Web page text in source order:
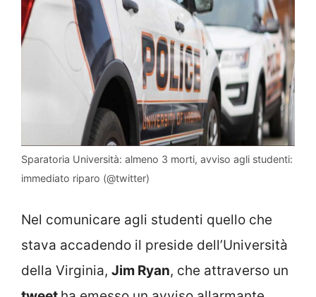
Sparatoria Università: almeno 3 morti, avviso agli studenti:
immediato riparo (@twitter)
Nel comunicare agli studenti quello che
stava accadendo il preside dell’Università
della Virginia, Jim Ryan, che attraverso un